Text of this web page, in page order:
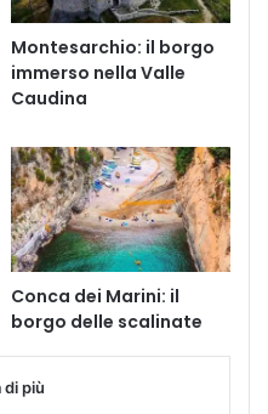
Montesarchio: il borgo
immerso nella Valle
Caudina
Conca dei Marini: il
borgo delle scalinate
di più